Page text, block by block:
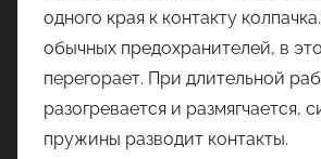
одного края к контакту
обычных предохранителей, в
перегорает. При длительной
разогревается и размягчается,
пружины разводит контакты.